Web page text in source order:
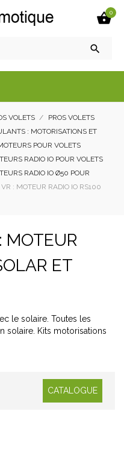
0

VOLETS
PROS VOLETS
: MOTORISATIONS ET
POUR VOLETS
RADIO IO POUR VOLETS
RADIO IO Ø50 POUR
VR : MOTEUR RADIO IO RS100
MOTEUR
ET
le solaire. Toutes les
solaire. Kits motorisations
CATALOGUE